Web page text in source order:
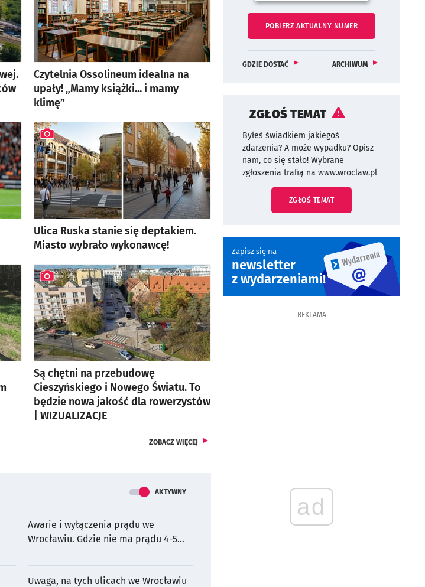
Czytelnia Ossolineum idealna na
upały! „Mamy książki... i mamy
klimę”
Ulica Ruska stanie się deptakiem.
Miasto wybrało wykonawcę!
Są chętni na przebudowę
Cieszyńskiego i Nowego Światu. To
będzie nowa jakość dla rowerzystów
| WIZUALIZACJE
ZOBACZ WIĘCEJ ARTYKUŁÓW
AKTYWNY
Awarie i wyłączenia prądu we
Wrocławiu. Gdzie nie ma prądu 4-5
Uwaga, na tych ulicach we Wrocławiu
Pobierz aktualny numer biuletynu
POBIERZ AKTUALNY NUMERBIULETYNU
GDZIE DOSTAĆNAJNOWSZY EGZEPLARZ BIULETYNU
OTWORZY SIĘ W NOWEJ KARCIE
ARCHIWUMNUMERÓW
OTWORZY SIĘ W
ZGŁOŚ TEMAT
Byłeś świadkiem jakiegoś
zdarzenia? A może wypadku? Opisz
nam, co się stało! Wybrane
zgłoszenia trafią na www.wroclaw.pl
ZGŁOŚ TEMAT
Zapisz się na
newsletter
z wydarzeniami!
otworzy się w nowej karcie
REKLAMA
ad